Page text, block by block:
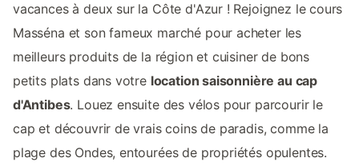
vacances à deux sur la Côte d'Azur ! Rejoignez le cours
Masséna et son fameux marché pour acheter les
meilleurs produits de la région et cuisiner de bons
petits plats dans votre location saisonnière au cap
d'Antibes. Louez ensuite des vélos pour parcourir le
cap et découvrir de vrais coins de paradis, comme la
plage des Ondes, entourées de propriétés opulentes.